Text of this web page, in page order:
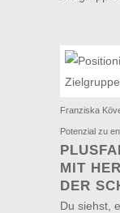
Franziska
Potenzial zu
MIT
DER
Du siehst,